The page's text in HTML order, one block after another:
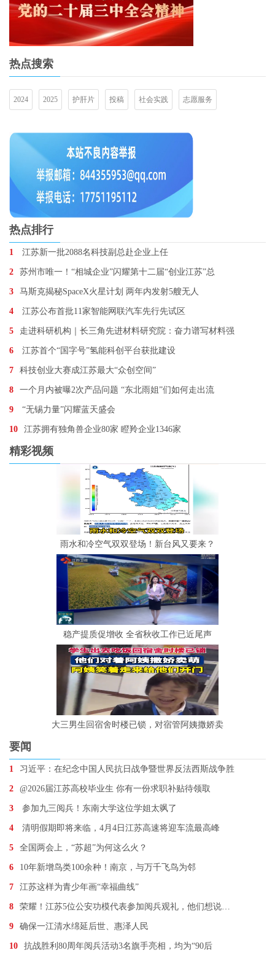
热点搜索
2024 2025 护肝片 投稿 社会实践 志愿服务
热点排行
1 江苏新一批2088名科技副总赴企业上任
2 苏州市唯一！“相城企业”闪耀第十二届“创业江苏”总
3 马斯克揭秘SpaceX火星计划 两年内发射5艘无人
4 江苏公布首批11家智能网联汽车先行先试区
5 走进科研机构｜长三角先进材料研究院：奋力谱写材料强
6 江苏首个“国字号”氢能科创平台获批建设
7 科技创业大赛成江苏最大“众创空间”
8 一个月内被曝2次产品问题 “东北雨姐”们如何走出流
9 “无锡力量”闪耀蓝天盛会
10 江苏拥有独角兽企业80家 瞪羚企业1346家
精彩视频
雨水和冷空气双双登场！新台风又要来？
稳产提质促增收 全省秋收工作已近尾声
大三男生回宿舍时楼已锁，对宿管阿姨撒娇卖
要闻
1 习近平：在纪念中国人民抗日战争暨世界反法西斯战争胜
2 @2026届江苏高校毕业生 你有一份求职补贴待领取
3 参加九三阅兵！东南大学这位学姐太飒了
4 清明假期即将来临，4月4日江苏高速将迎车流最高峰
5 全国两会上，“苏超”为何这么火？
6 10年新增鸟类100余种！南京，与万千飞鸟为邻
7 江苏这样为青少年画“幸福曲线”
8 荣耀！江苏5位公安功模代表参加阅兵观礼，他们想说…
9 确保一江清水绵延后世、惠泽人民
10 抗战胜利80周年阅兵活动3名旗手亮相，均为“90后